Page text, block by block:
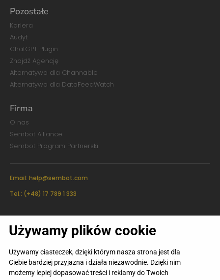
Używamy plików cookie
Używamy ciasteczek, dzięki którym nasza strona jest dla
Ciebie bardziej przyjazna i działa niezawodnie. Dzięki nim
możemy lepiej dopasować treści i reklamy do Twoich
Pozostałe
Kariera
Audyt
ChatGPT Plugin
Znajdź Agencję
Alternatywa dla Channable
Alternatywa dla DataFeedWatch
Firma
O nas
Sembot Alliance
Sembot Program Partnerski
Email: help@sembot.com
Tel.: (+48) 17 789 1 333
ul. Juliusza Słowackiego 24/1101,
35-060 Rzeszów
REGON 383103542
NIP 8133810819
Regulamin